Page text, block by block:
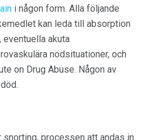
i någon form. Alla följande
kan leda till absorption
eventuella akuta
nödsituationer, och
on Drug Abuse. Någon av
processen att andas in